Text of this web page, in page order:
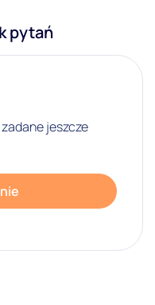
pytań
jeszcze